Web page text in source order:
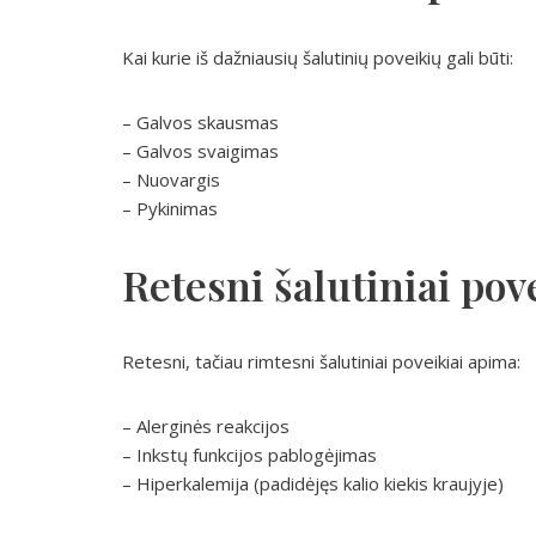
Kai kurie iš dažniausių šalutinių poveikių gali būti:
– Galvos skausmas
– Galvos svaigimas
– Nuovargis
– Pykinimas
Retesni šalutiniai
Retesni, tačiau rimtesni šalutiniai poveikiai apima:
– Alerginės reakcijos
– Inkstų funkcijos pablogėjimas
– Hiperkalemija (padidėjęs kalio kiekis kraujyje)